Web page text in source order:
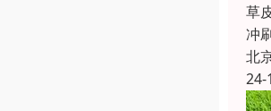
草
冲
北
24-